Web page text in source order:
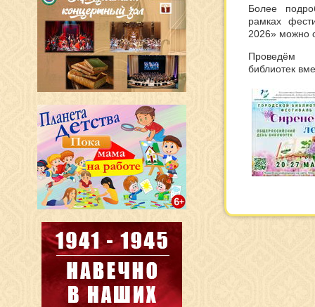
Более
рамках
2026» можно
Проведём
библиотек